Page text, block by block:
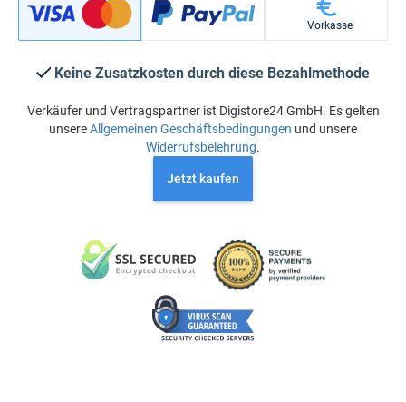
Vorkasse
Keine Zusatzkosten durch diese Bezahlmethode
Verkäufer und Vertragspartner ist Digistore24 GmbH. Es gelten
unsereAllgemeinen Geschäftsbedingungen und unsere
Widerrufsbelehrung.
Jetzt kaufen